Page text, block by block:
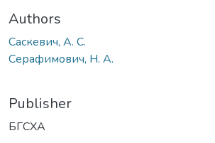
Authors
Саскевич, А. С.
Серафимович, Н. А.
Publisher
БГСХА